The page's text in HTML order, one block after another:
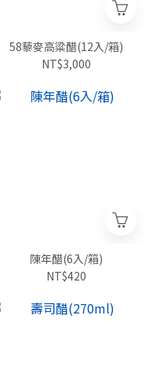
58藜麥高粱醋(12入/箱)
NT$3,000
陳年醋(6入/箱)
NT$420